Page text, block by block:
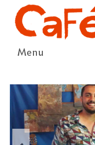
Menu
LA COOPÉRATIVE &
LE CONSEIL
NOUS SOUTENIR